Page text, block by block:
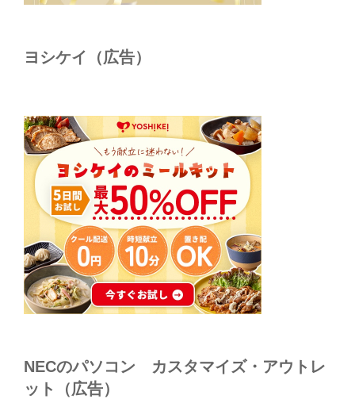
ヨシケイ（広告）
NECのパソコン カスタマイズ・アウトレ
ット（広告）